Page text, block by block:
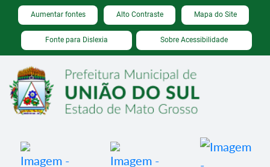
Seção de atalhos e links de acessibilidade
Ir para o conteúdo [alt+1]
Ir para o menu [alt+2]
Ir para a busca [alt+3]
Ir para o rodapé [alt+4]
Aumentar fontes Alto Contraste Mapa do Site
Fonte para Dislexia Sobre Acessibilidade